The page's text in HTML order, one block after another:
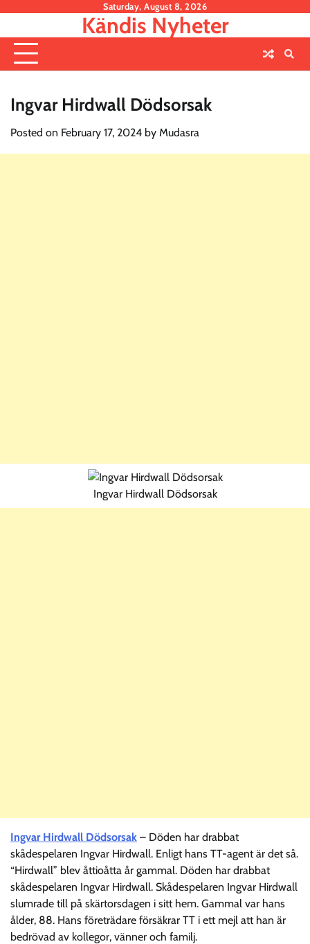
content
Saturday, August 8, 2026
Kändis Nyheter
Ingvar Hirdwall Dödsorsak
Posted on February 17, 2024 by Mudasra
Ingvar Hirdwall Dödsorsak
Ingvar Hirdwall Dödsorsak – Döden har drabbat
skådespelaren Ingvar Hirdwall. Enligt hans TT-agent är det så.
“Hirdwall” blev åttioåtta år gammal. Döden har drabbat
skådespelaren Ingvar Hirdwall. Skådespelaren Ingvar Hirdwall
slumrade till på skärtorsdagen i sitt hem. Gammal var hans
ålder, 88. Hans företrädare försäkrar TT i ett mejl att han är
bedrövad av kollegor, vänner och familj.